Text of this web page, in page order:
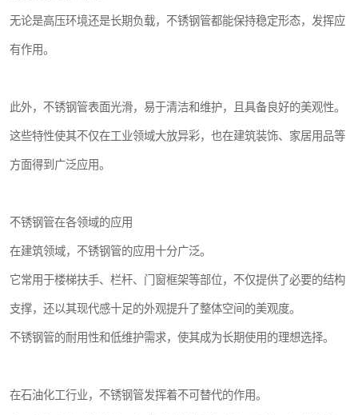
无论是高压环境还是长期负载，不锈钢管都能保持稳定形态，发挥应
有作用。
此外，不锈钢管表面光滑，易于清洁和维护，且具备良好的美观性。
这些特性使其不仅在工业领域大放异彩，也在建筑装饰、家居用品等
方面得到广泛应用。
不锈钢管在各领域的应用
在建筑领域，不锈钢管的应用十分广泛。
它常用于楼梯扶手、栏杆、门窗框架等部位，不仅提供了必要的结构
支撑，还以其现代感十足的外观提升了整体空间的美观度。
不锈钢管的耐用性和低维护需求，使其成为长期使用的理想选择。
在石油化工行业，不锈钢管发挥着不可替代的作用。